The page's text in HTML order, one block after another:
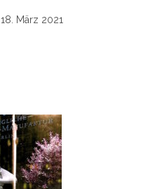
18. März 2021